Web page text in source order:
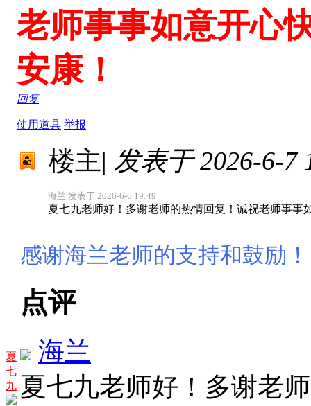
老师事事如意开心
安康！
回复
使用道具 举报
夏
七
九
楼主| 发表于 2026-6-7
海兰 发表于 2026-6-6 19:49
夏七九老师好！多谢老师的热情回复！诚祝老师事事
感谢海兰老师的支持和鼓励！
点评
海兰
夏七九老师好！多谢老